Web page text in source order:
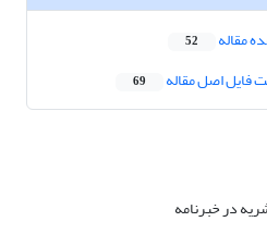
مقاله 52
فایل اصل مقاله 69
در خبرنامه